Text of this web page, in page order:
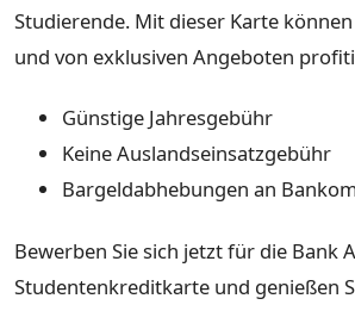
Studierende. Mit dieser Karte können
und von exklusiven Angeboten
Günstige Jahresgebühr
Keine Auslandseinsatzgebühr
Bargeldabhebungen an
Bewerben Sie sich jetzt für die Bank
Studentenkreditkarte und genießen